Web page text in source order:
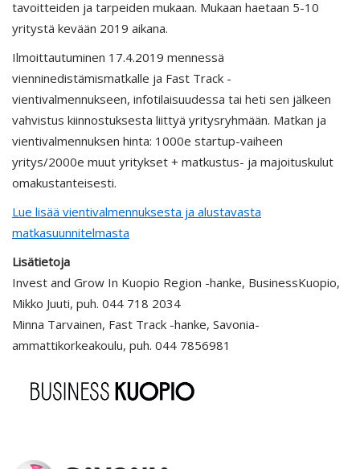
tavoitteiden ja tarpeiden mukaan. Mukaan haetaan 5-10
yritystä kevään 2019 aikana.
Ilmoittautuminen 17.4.2019 mennessä
vienninedistämismatkalle ja Fast Track -
vientivalmennukseen, infotilaisuudessa tai heti sen jälkeen
vahvistus kiinnostuksesta liittyä yritysryhmään. Matkan ja
vientivalmennuksen hinta: 1000e startup-vaiheen
yritys/2000e muut yritykset + matkustus- ja majoituskulut
omakustanteisesti.
Lue lisää vientivalmennuksesta ja alustavasta
matkasuunnitelmasta
Lisätietoja
Invest and Grow In Kuopio Region -hanke, BusinessKuopio,
Mikko Juuti, puh. 044 718 2034
Minna Tarvainen, Fast Track -hanke, Savonia-
ammattikorkeakoulu, puh. 044 7856981